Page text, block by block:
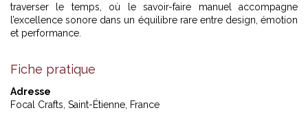
traverser le temps, où le savoir-faire manuel accompagne
l’excellence sonore dans un équilibre rare entre design, émotion
et performance.
Fiche pratique
Adresse
Focal Crafts, Saint-Étienne, France